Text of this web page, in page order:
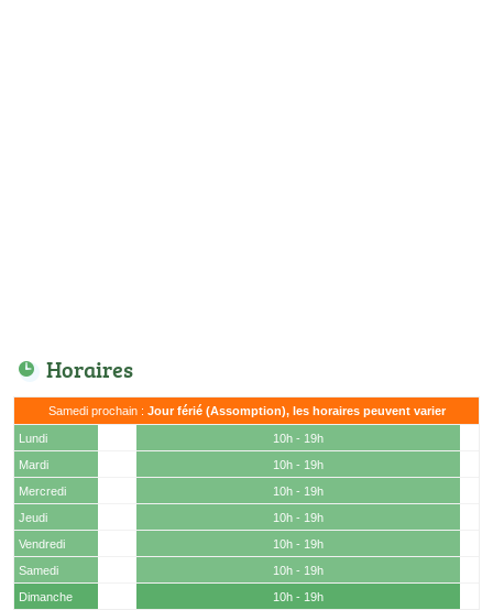
Horaires
Samedi prochain : Jour férié (Assomption), les horaires peuvent varier
Lundi
10h - 19h
Mardi
10h - 19h
Mercredi
10h - 19h
Jeudi
10h - 19h
Vendredi
10h - 19h
Samedi
10h - 19h
Dimanche
10h - 19h